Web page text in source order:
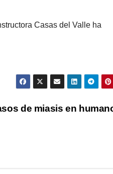
Casas del Valle ha
de miasis en